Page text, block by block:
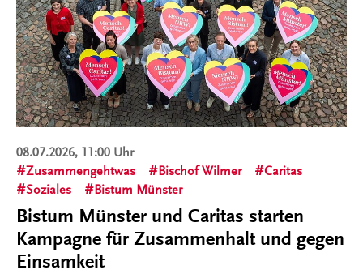
08.07.2026, 11:00 Uhr
Zusammengehtwas
Bischof Wilmer
Caritas
Soziales
Bistum Münster
Bistum Münster und Caritas starten
Kampagne für Zusammenhalt und gegen
Einsamkeit